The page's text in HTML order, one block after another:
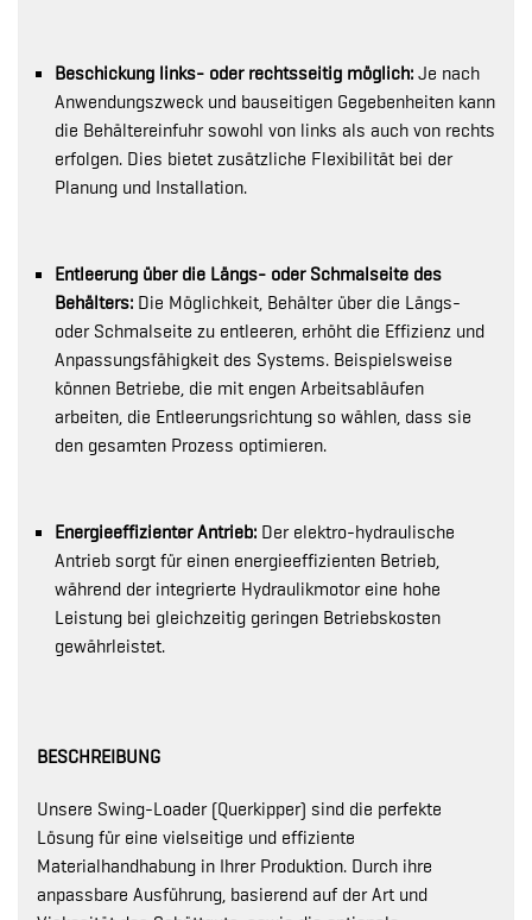
Beschickung links- oder rechtsseitig möglich: Je nach
Anwendungszweck und bauseitigen Gegebenheiten kann
die Behältereinfuhr sowohl von links als auch von rechts
erfolgen. Dies bietet zusätzliche Flexibilität bei der
Planung und Installation.
Entleerung über die Längs- oder Schmalseite des
Behälters: Die Möglichkeit, Behälter über die Längs-
oder Schmalseite zu entleeren, erhöht die Effizienz und
Anpassungsfähigkeit des Systems. Beispielsweise
können Betriebe, die mit engen Arbeitsabläufen
arbeiten, die Entleerungsrichtung so wählen, dass sie
den gesamten Prozess optimieren.
Energieeffizienter Antrieb: Der elektro-hydraulische
Antrieb sorgt für einen energieeffizienten Betrieb,
während der integrierte Hydraulikmotor eine hohe
Leistung bei gleichzeitig geringen Betriebskosten
gewährleistet.
BESCHREIBUNG
Unsere Swing-Loader (Querkipper) sind die perfekte
Lösung für eine vielseitige und effiziente
Materialhandhabung in Ihrer Produktion. Durch ihre
anpassbare Ausführung, basierend auf der Art und